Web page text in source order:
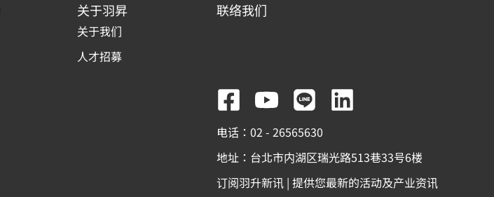
关于羽昇
关于我们
人才招募
联络我们
F
a
c
e
Y
o
u
t
L
i
n
e
L
n
k
电话：02 - 26565630
地址：台北市内湖区瑞光路513巷33号6楼
订阅羽升新讯 | 提供您最新的活动及产业资讯